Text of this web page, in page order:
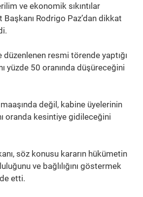
ve ekonomik sıkıntılar
Rodrigo Paz’dan dikkat
düzenlenen resmi törende yaptığı
yüzde 50 oranında düşüreceğini
değil, kabine üyelerinin
oranda kesintiye gidileceğini
söz konusu kararın hükümetin
ve bağlılığını göstermek
etti.